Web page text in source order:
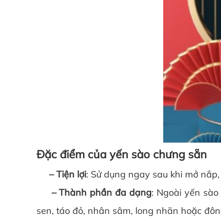
Đặc điểm của yến sào chưng sẵn
– Tiện lợi: Sử dụng ngay sau khi mở
– Thành phần đa dạng: Ngoài yến
sen, táo đỏ, nhân sâm, long nhãn hoặc